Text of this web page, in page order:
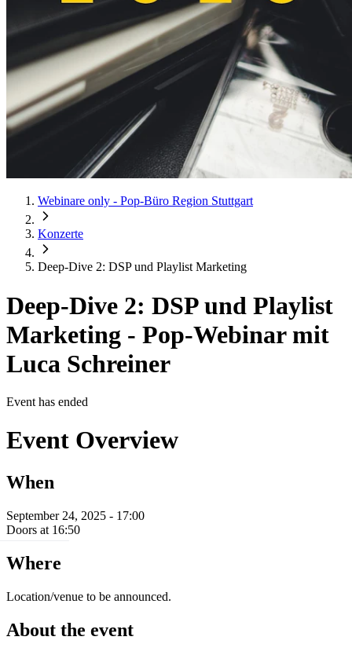
Webinare only - Pop-Büro Region Stuttgart
Konzerte
Deep-Dive 2: DSP und Playlist Marketing
Deep-Dive 2: DSP und Playlist
Marketing - Pop-Webinar mit
Luca Schreiner
Event has ended
Event Overview
When
September 24, 2025 - 17:00
Doors at 16:50
Where
Location/venue to be announced.
About the event